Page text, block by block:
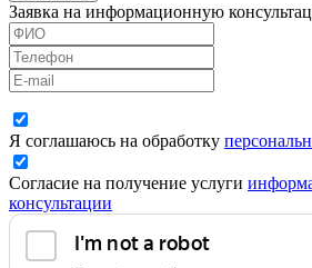
Заявка на информационную
Я соглашаюсь на обработку
Согласие на получение услуги
консультации